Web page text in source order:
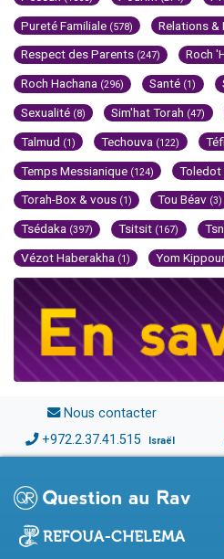
Pureté Familiale (578) Relations &
Respect des Parents (247) Roch
Roch Hachana (296) Santé (1)
Sexualité (8) Sim'hat Torah (47)
Talmud (1) Techouva (122)
Temps Messianique (124) Toledot
Torah-Box & vous (1) Tou Béav (3)
Tsédaka (397) Tsitsit (167)
Vézot Haberakha (1) Yom
Nous contacter
+972.2.37.41.515 Israël